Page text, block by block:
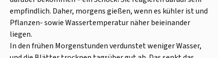
empfindlich. Daher, morgens gießen, wenn es kühler ist und
Pflanzen- sowie Wassertemperatur näher beieinander
liegen.
In den frühen Morgenstunden verdunstet weniger Wasser,